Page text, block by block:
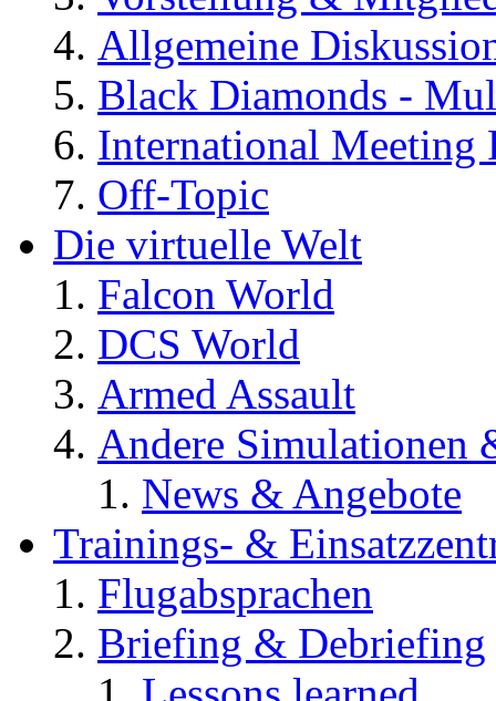
Allgemeine
Black Diamonds -
International Meeting
Off-Topic
Die virtuelle Welt
Falcon World
DCS World
Armed Assault
Andere Simulationen
News & Angebote
Trainings- &
Flugabsprachen
Briefing & Debriefing